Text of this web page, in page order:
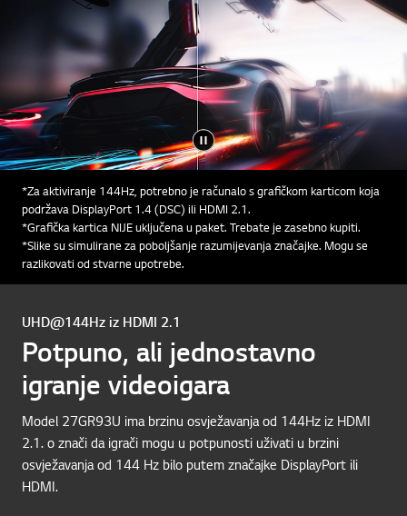
*Za aktiviranje 144Hz, potrebno je računalo s grafičkom karticom koja
podržava DisplayPort 1.4 (DSC) ili HDMI 2.1.
*Grafička kartica NIJE uključena u paket. Trebate je zasebno kupiti.
*Slike su simulirane za poboljšanje razumijevanja značajke. Mogu se
razlikovati od stvarne upotrebe.
UHD@144Hz iz HDMI 2.1
Potpuno, ali jednostavno
igranje videoigara
Model 27GR93U ima brzinu osvježavanja od 144Hz iz HDMI
2.1. o znači da igrači mogu u potpunosti uživati u brzini
osvježavanja od 144 Hz bilo putem značajke DisplayPort ili
HDMI.